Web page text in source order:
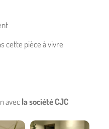
cette pièce à vivre
avecla société CJC